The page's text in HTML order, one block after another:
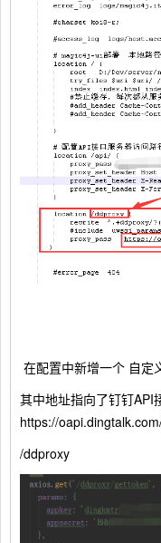
在配置中新增一个 自
其中地址指向了钉钉API
https://
/ddproxy